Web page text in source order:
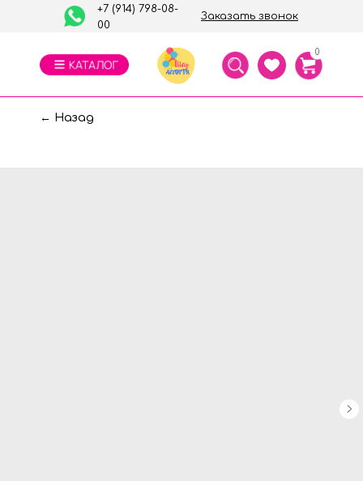
Заказать звонок
+7 (914) 798-08-
00
0
← Назад